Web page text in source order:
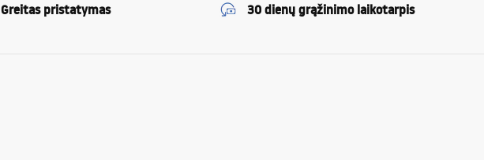
Greitas pristatymas 30 dienų grąžinimo laikotarpis